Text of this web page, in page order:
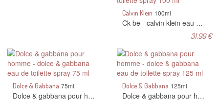
Calvin Klein 100ml
Ck be - calvin klein eau de toilette spray 100 ml
31.99 €
Dolce & Gabbana 75ml
Dolce & gabbana pour homme - dolce & gabbana eau de toilette spray 75 ml
Dolce & Gabbana 125ml
Dolce & gabbana pour homme - dolce & gabbana eau de toilette spray 125 ml